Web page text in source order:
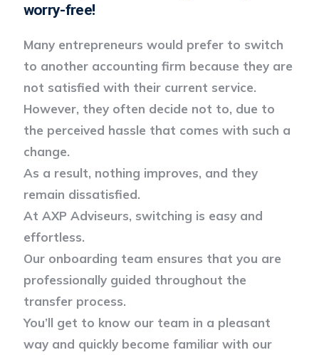
worry-free!
Many entrepreneurs would prefer to switch
to another accounting firm because they are
not satisfied with their current service.
However, they often decide not to, due to
the perceived hassle that comes with such a
change.
As a result, nothing improves, and they
remain dissatisfied.
At AXP Adviseurs, switching is easy and
effortless.
Our onboarding team ensures that you are
professionally guided throughout the
transfer process.
You’ll get to know our team in a pleasant
way and quickly become familiar with our